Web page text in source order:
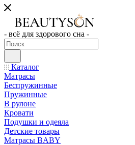
- всё для здорового сна -
Каталог
Матрасы
Беспружинные
Пружинные
В рулоне
Кровати
Подушки и одеяла
Детские товары
Матрасы BABY